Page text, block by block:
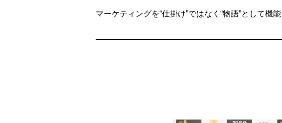
マーケティングを“仕掛け”ではなく“物語”として